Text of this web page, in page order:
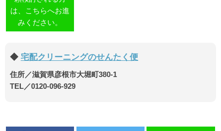
は、こちらへお進
みください。
宅配クリーニングのせんたく便
住所／滋賀県彦根市大堀町380-1
TEL／0120-096-929